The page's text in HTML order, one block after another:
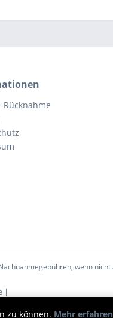
Rücknahme
wenn
|
zu können. Mehr erfahren